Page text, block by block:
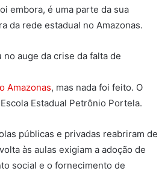
embora, é uma parte da sua
da rede estadual no Amazonas.
auge da crise da falta de
Amazonas, mas nada foi feito. O
Estadual Petrônio Portela.
públicas e privadas reabriram de
às aulas exigiam a adoção de
social e o fornecimento de